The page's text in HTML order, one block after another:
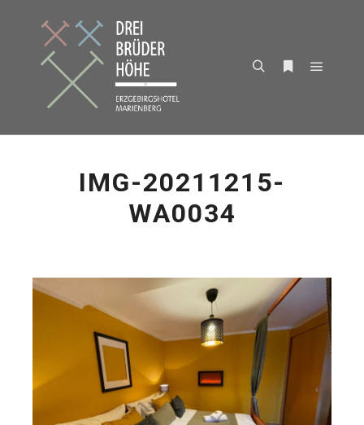
IMG-20211215-
WA0034